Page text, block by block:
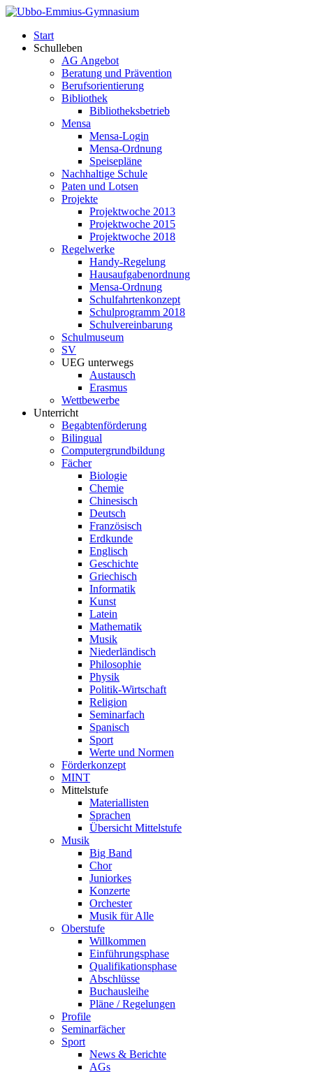
Start
Schulleben
AG Angebot
Beratung und Prävention
Berufsorientierung
Bibliothek
Bibliotheksbetrieb
Mensa
Mensa-Login
Mensa-Ordnung
Speisepläne
Nachhaltige Schule
Paten und Lotsen
Projekte
Projektwoche 2013
Projektwoche 2015
Projektwoche 2018
Regelwerke
Handy-Regelung
Hausaufgabenordnung
Mensa-Ordnung
Schulfahrtenkonzept
Schulprogramm 2018
Schulvereinbarung
Schulmuseum
SV
UEG unterwegs
Austausch
Erasmus
Wettbewerbe
Unterricht
Begabtenförderung
Bilingual
Computergrundbildung
Fächer
Biologie
Chemie
Chinesisch
Deutsch
Französisch
Erdkunde
Englisch
Geschichte
Griechisch
Informatik
Kunst
Latein
Mathematik
Musik
Niederländisch
Philosophie
Physik
Politik-Wirtschaft
Religion
Seminarfach
Spanisch
Sport
Werte und Normen
Förderkonzept
MINT
Mittelstufe
Materiallisten
Sprachen
Übersicht Mittelstufe
Musik
Big Band
Chor
Juniorkes
Konzerte
Orchester
Musik für Alle
Oberstufe
Willkommen
Einführungsphase
Qualifikationsphase
Abschlüsse
Buchausleihe
Pläne / Regelungen
Profile
Seminarfächer
Sport
News & Berichte
AGs